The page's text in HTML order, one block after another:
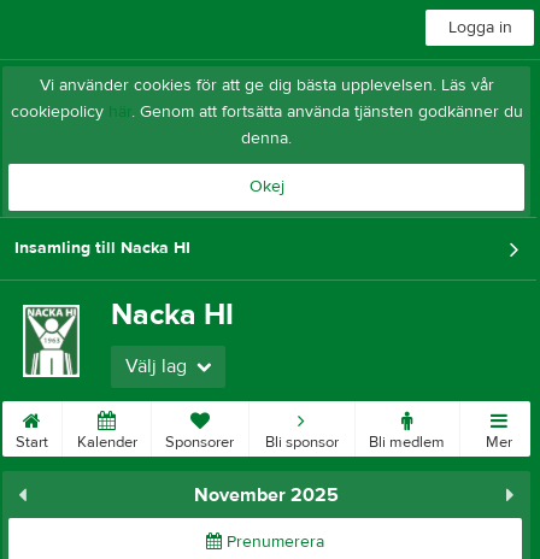
Logga in
Vi använder cookies för att ge dig bästa upplevelsen. Läs vår
cookiepolicy här. Genom att fortsätta använda tjänsten godkänner du
denna.
Okej
Insamling till Nacka HI
Nacka HI
Välj lag
Start Kalender Sponsorer Bli sponsor Bli medlem Mer
November 2025
Prenumerera